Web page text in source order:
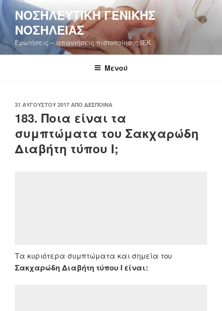
Μετάβαση
στο
περιεχόμενο
ΝΟΣΗΛΕΥΤΙΚΉ ΓΕΝΙΚΉΣ
ΝΟΣΗΛΕΊΑΣ
Ερωτήσεις – απαντήσεις πιστοποίησης ΙΕΚ
Μενού
ΔΗΜΟΣΙΕΎΤΗΚΕ
ΣΤΙΣ
31 ΑΥΓΟΎΣΤΟΥ 2017 ΑΠΌ ΔΈΣΠΟΙΝΑ
183. Ποια είναι τα
συμπτώματα του Σακχαρώδη
Διαβήτη τύπου Ι;
Τα κυριότερα συμπτώματα και σημεία του
Σακχαρώδη Διαβήτη τύπου Ι είναι: